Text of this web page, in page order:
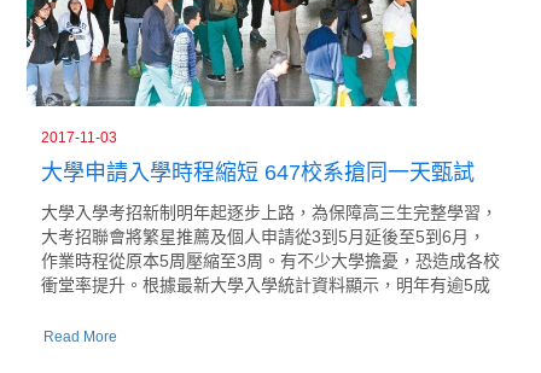
2017-11-03
大學申請入學時程縮短 647校系搶同一天甄試
大學入學考招新制明年起逐步上路，為保障高三生完整學習，
大考招聯會將繁星推薦及個人申請從3到5月延後至5到6月，
作業時程從原本5周壓縮至3周。有不少大學擔憂，恐造成各校
衝堂率提升。根據最新大學入學統計資料顯示，明年有逾5成
Read More